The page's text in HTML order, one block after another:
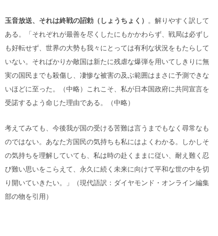
玉音放送、それは終戦の詔勅（しょうちょく） 。解りやすく訳して
ある。「それぞれが最善を尽くしたにもかかわらず、戦局は必ずし
も好転せず、世界の大勢も我々にとっては有利な状況をもたらして
いない。そればかりか敵国は新たに残虐な爆弾を用いてしきりに無
実の国民までも殺傷し、凄惨な被害の及ぶ範囲はまさに予測できな
いほどに至った。（中略）これこそ、私が日本国政府に共同宣言を
受諾するよう命じた理由である。（中略）
考えてみても、今後我が国の受ける苦難は言うまでもなく尋常なも
のではない。あなた方国民の気持ちも私にはよくわかる。しかしそ
の気持ちを理解していても、私は時の赴くままに従い、耐え難く忍
び難い思いをこらえて、永久に続く未来に向けて平和な世の中を切
り開いていきたい。」（現代語訳：ダイヤモンド・オンライン編集
部の物を引用）